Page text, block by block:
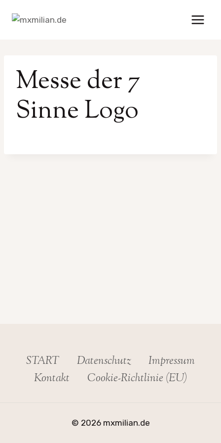
Inhalt
Messe der 7
Sinne Logo
START Datenschutz
Impressum
Kontakt
Cookie-Richtlinie (EU)
© 2026 mxmilian.de